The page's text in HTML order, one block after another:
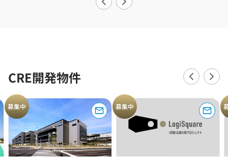
CRE開発物件
募集中 募集中